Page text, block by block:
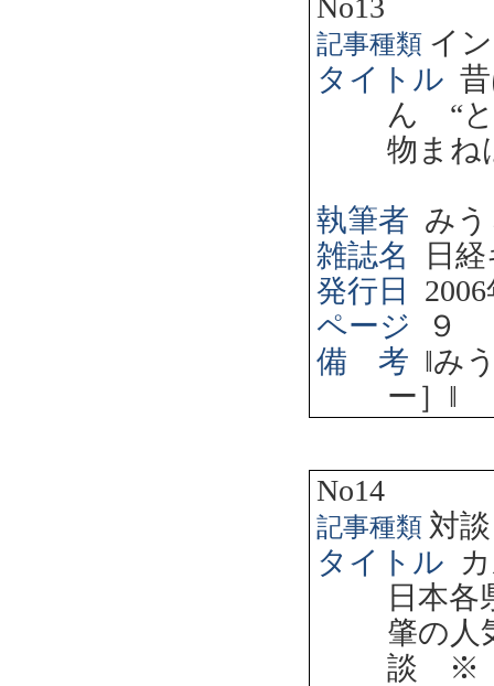
No13
記事種類 イ
タイトル
ん “と
物まね
執筆者 み
雑誌名
日
発行日
2006
ページ
９
備 考 ‖み
ー］ ‖
No14
記事種類 対談
タイトル
日本
肇の人
談 ※「